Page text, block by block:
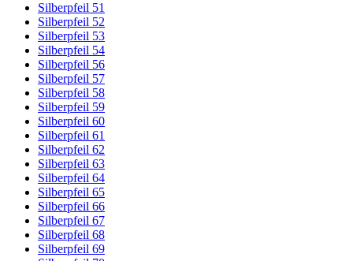
Silberpfeil 51
Silberpfeil 52
Silberpfeil 53
Silberpfeil 54
Silberpfeil 56
Silberpfeil 57
Silberpfeil 58
Silberpfeil 59
Silberpfeil 60
Silberpfeil 61
Silberpfeil 62
Silberpfeil 63
Silberpfeil 64
Silberpfeil 65
Silberpfeil 66
Silberpfeil 67
Silberpfeil 68
Silberpfeil 69